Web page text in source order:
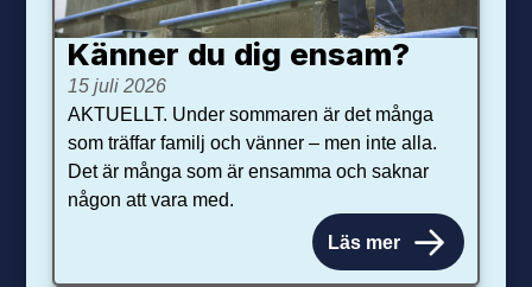
Känner du dig ensam?
15 juli 2026
AKTUELLT. Under sommaren är det många
som träffar familj och vänner – men inte alla.
Det är många som är ensamma och saknar
någon att vara med.
Läs mer